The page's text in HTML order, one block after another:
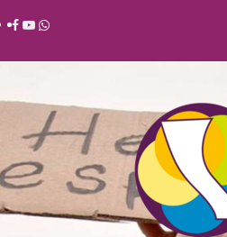
al
Facebook
Youtube
Whatsapp